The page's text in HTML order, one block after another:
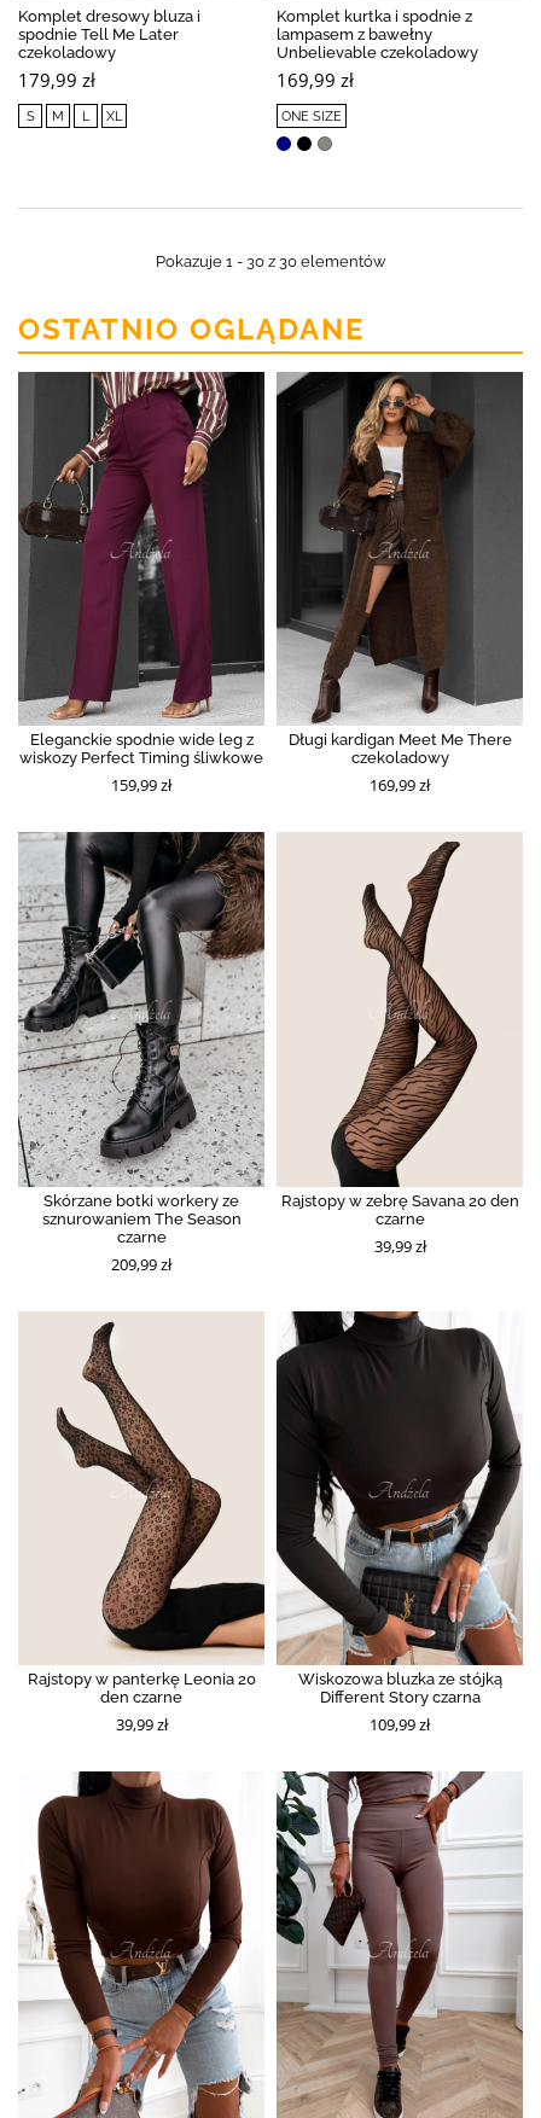
Komplet dresowy bluza i
spodnie Tell Me Later
czekoladowy
179,99 zł
S M L XL
Komplet kurtka i spodnie z
lampasem z bawełny
Unbelievable czekoladowy
169,99 zł
ONE SIZE
Pokazuje 1 - 30 z 30 elementów
OSTATNIO OGLĄDANE
Eleganckie spodnie wide leg z
wiskozy Perfect Timing śliwkowe
159,99 zł
Długi kardigan Meet Me There
czekoladowy
169,99 zł
Skórzane botki workery ze
sznurowaniem The Season
czarne
209,99 zł
Rajstopy w zebrę Savana 20 den
czarne
39,99 zł
Rajstopy w panterkę Leonia 20
den czarne
39,99 zł
Wiskozowa bluzka ze stójką
Different Story czarna
109,99 zł